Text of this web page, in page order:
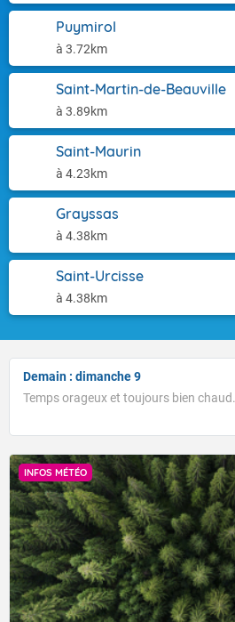
Puymirol
à 3.72km
Saint-Martin-de-Beauville
à 3.89km
Saint-Maurin
à 4.23km
Grayssas
à 4.38km
Saint-Urcisse
à 4.38km
Demain : dimanche 9
Temps orageux et toujours bien chaud.
INFOS MÉTÉO